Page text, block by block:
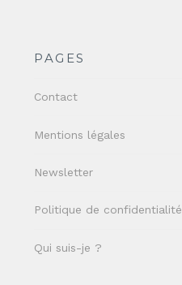
PAGES
Contact
Mentions légales
Newsletter
Politique de confidentialité
Qui suis-je ?